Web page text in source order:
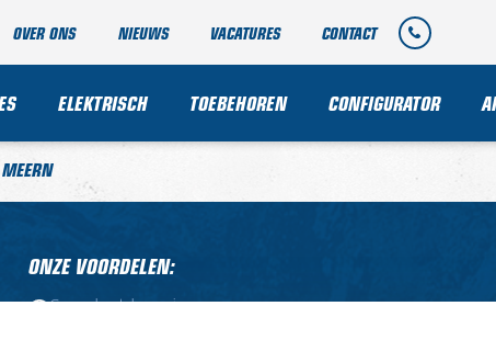
OVER ONS NIEUWS VACATURES CONTACT
ELEKTRISCH TOEBEHOREN CONFIGURATOR
ONZE VOORDELEN:
Compleet leveringsprogramma